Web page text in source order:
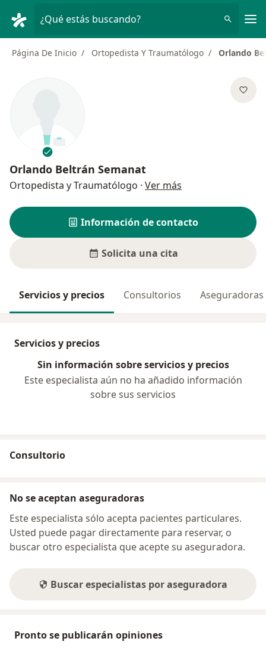
¿Qué estás buscando?
Página De Inicio Ortopedista Y Traumatólogo Orlando
Orlando Beltrán Semanat
Ortopedista y Traumatólogo · Ver más
Información de contacto
Solicita una cita
Servicios y precios Consultorios Aseguradoras
Servicios y precios
Sin información sobre servicios y precios
Este especialista aún no ha añadido información
sobre sus servicios
Consultorio
No se aceptan aseguradoras
Este especialista sólo acepta pacientes particulares.
Usted puede pagar directamente para reservar, o
buscar otro especialista que acepte su aseguradora.
Buscar especialistas por aseguradora
Pronto se publicarán opiniones